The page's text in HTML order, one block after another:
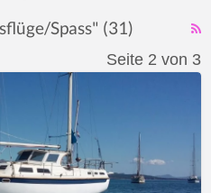
Spass" (31)
Seite 2 von 3